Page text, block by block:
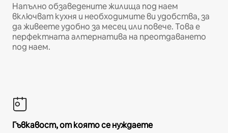
Напълно обзаведените жилища под наем
включват кухня и необходимите ви удобства, за
да живеете удобно за месец или повече. Това е
перфектната алтернатива на преотдаването
под наем.
Гъвкавост, от която се нуждаете